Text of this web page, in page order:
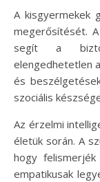
A kisgyermekek
megerősítését.
segít a
elengedhetetlen
és
szociális
Az érzelmi
életük során. A
hogy
empatikusak